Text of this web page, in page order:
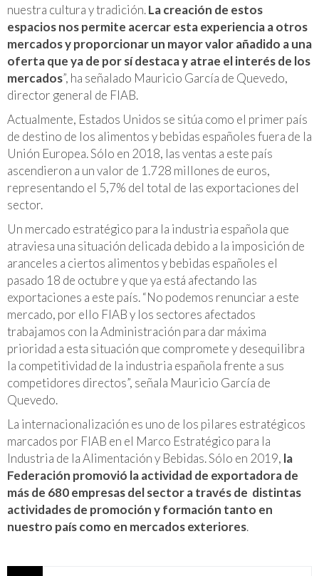
nuestra cultura y tradición.La creación de estos
espacios nos permite acercar esta experiencia a otros
mercados y proporcionar un mayor valor añadido a una
oferta que ya de por sí destaca y atrae el interés de los
mercados”, ha señalado Mauricio García de Quevedo,
director general de FIAB.
Actualmente, Estados Unidos se sitúa como el primer país
de destino de los alimentos y bebidas españoles fuera de la
Unión Europea. Sólo en 2018, las ventas a este país
ascendieron a un valor de 1.728 millones de euros,
representando el 5,7% del total de las exportaciones del
sector.
Un mercado estratégico para la industria española que
atraviesa una situación delicada debido a la imposición de
aranceles a ciertos alimentos y bebidas españoles el
pasado 18 de octubre y que ya está afectando las
exportaciones a este país. “No podemos renunciar a este
mercado, por ello FIAB y los sectores afectados
trabajamos con la Administración para dar máxima
prioridad a esta situación que compromete y desequilibra
la competitividad de la industria española frente a sus
competidores directos”, señala Mauricio García de
Quevedo.
La internacionalización es uno de los pilares estratégicos
marcados por FIAB en el Marco Estratégico para la
Industria de la Alimentación y Bebidas. Sólo en 2019, la
Federación promovió la actividad de exportadora de
más de 680 empresas del sector a través de distintas
actividades de promoción y formación tanto en
nuestro país como en mercados exteriores.